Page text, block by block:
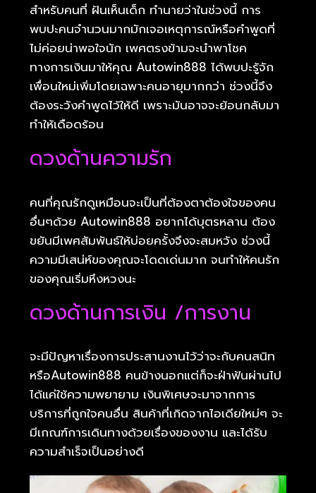
สำหรับคนที่ ฝันเห็นเด็ก ทำนายว่าในช่วงนี้ การ
พบปะคนจำนวนมากมักเจอเหตุการณ์หรือคำพูดที่
ไม่ค่อยน่าพอใจนัก เพศตรงข้ามจะนำพาโชค
ทางการเงินมาให้คุณ Autowin888 ได้พบปะรู้จัก
เพื่อนใหม่เพิ่มโดยเฉพาะคนอายุมากกว่า ช่วงนี้จึง
ต้องระวังคำพูดไว้ให้ดี เพราะมันอาจจะย้อนกลับมา
ทำให้เดือดร้อน
ดวงด้านความรัก
คนที่คุณรักดูเหมือนจะเป็นที่ต้องตาต้องใจของคน
อื่นๆด้วย Autowin888 อยากได้บุตรหลาน ต้อง
ขยันมีเพศสัมพันธ์ให้บ่อยครั้งจึงจะสมหวัง ช่วงนี้
ความมีเสน่ห์ของคุณจะโดดเด่นมาก จนทำให้คนรัก
ของคุณเริ่มหึงหวงนะ
ดวงด้านการเงิน /การงาน
จะมีปัญหาเรื่องการประสานงานไว้ว่าจะกับคนสนิท
หรือAutowin888 คนข้างนอกแต่ก็จะฝ่าฟันผ่านไป
ได้แค่ใช้ความพยายาม เงินพิเศษจะมาจากการ
บริการที่ถูกใจคนอื่น สินค้าที่เกิดจากไอเดียใหม่ๆ จะ
มีเกณฑ์การเดินทางด้วยเรื่องของงาน และได้รับ
ความสำเร็จเป็นอย่างดี